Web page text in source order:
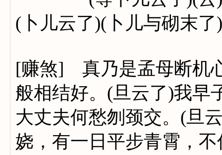
(卜儿云了)(卜儿与砌末了)
[赚煞] 真乃是孟母断机
般相结好。(旦云了)我早
大丈夫何愁刎颈交。(旦
娆，有一日平步青霄，